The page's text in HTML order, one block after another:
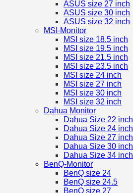
ASUS size 27 inch
ASUS size 30 inch
ASUS size 32 inch
MSI-Monitor
MSI size 18.5 inch
MSI size 19.5 inch
MSI size 21.5 inch
MSI size 23.5 inch
MSI size 24 inch
MSI size 27 inch
MSI size 30 inch
MSI size 32 inch
Dahua Monitor
Dahua Size 22 inch
Dahua Size 24 inch
Dahua Size 27 inch
Dahua Size 30 inch
Dahua Size 34 inch
BenQ-Monitor
BenQ size 24
BenQ size 24.5
BenQ size 27